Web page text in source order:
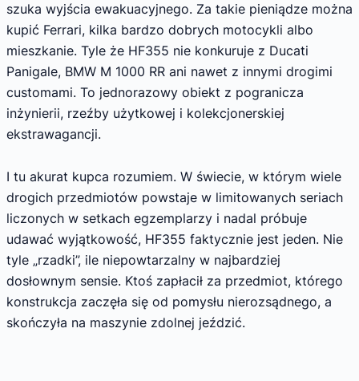
szuka wyjścia ewakuacyjnego. Za takie pieniądze można
kupić Ferrari, kilka bardzo dobrych motocykli albo
mieszkanie. Tyle że HF355 nie konkuruje z Ducati
Panigale, BMW M 1000 RR ani nawet z innymi drogimi
customami. To jednorazowy obiekt z pogranicza
inżynierii, rzeźby użytkowej i kolekcjonerskiej
ekstrawagancji.
I tu akurat kupca rozumiem. W świecie, w którym wiele
drogich przedmiotów powstaje w limitowanych seriach
liczonych w setkach egzemplarzy i nadal próbuje
udawać wyjątkowość, HF355 faktycznie jest jeden. Nie
tyle „rzadki”, ile niepowtarzalny w najbardziej
dosłownym sensie. Ktoś zapłacił za przedmiot, którego
konstrukcja zaczęła się od pomysłu nierozsądnego, a
skończyła na maszynie zdolnej jeździć.